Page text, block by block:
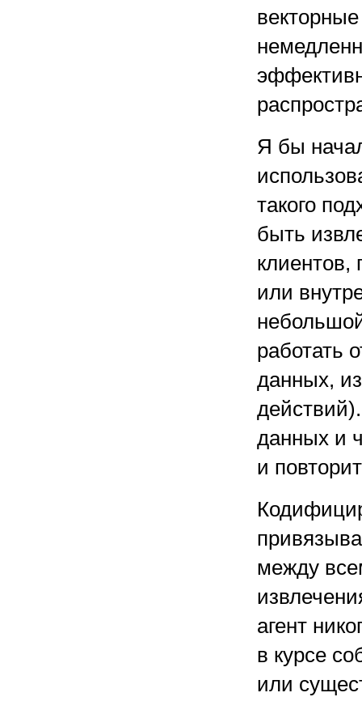
Я бы
такого
быть
клиентов,
или
работать
данных,
данных и
и
между
агент
в курсе
или